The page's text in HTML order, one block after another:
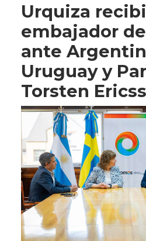
Urquiza
embajador
ante
Uruguay y
Torsten